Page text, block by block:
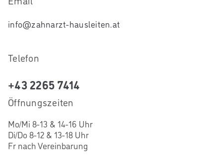
info@zahnarzt-hausleiten.at
Telefon
+43 2265 7414
Öffnungszeiten
Mo/Mi 8-13 & 14-16 Uhr
Di/Do 8-12 & 13-18 Uhr
Fr nach Vereinbarung